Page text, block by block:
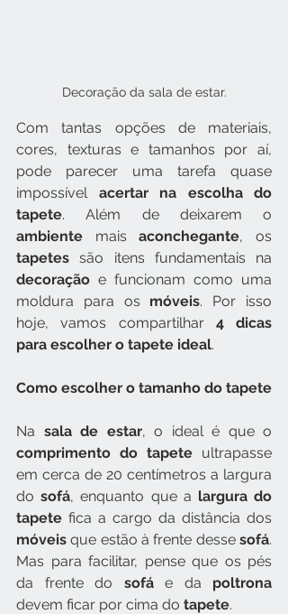
Decoração da sala de estar.
Com tantas opções de materiais,
cores, texturas e tamanhos por aí,
pode parecer uma tarefa quase
impossível acertar na escolha do
tapete
ambiente mais aconchegante
tapetes
decoração e funcionam como uma
moldura para os móveis. Por isso
hoje, vamos compartilhar 4 dicas
para escolher o tapete ideal.
Como escolher o tamanho do tapete
Na sala de estar
comprimento do tapete ultrapasse
em cerca de 20 centímetros a largura
do sofá, enquanto que a largura do
tapete
móveis que estão à frente desse sofá.
Mas para facilitar, pense que os pés
da frente do sofá e da
devem ficar por cima do tapete.